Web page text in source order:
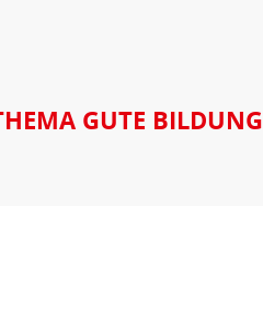
GUTE BILDUNG